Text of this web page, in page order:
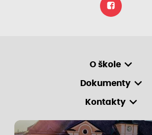
O škole
Dokumenty
Kontakty